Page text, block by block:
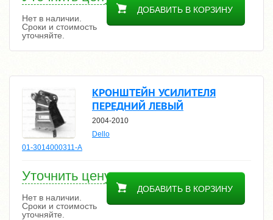
ДОБАВИТЬ В КОРЗИНУ
Нет в наличии.
Сроки и стоимость
уточняйте.
КРОНШТЕЙН УСИЛИТЕЛЯ
ПЕРЕДНИЙ ЛЕВЫЙ
2004-2010
Dello
01-3014000311-A
Уточнить цену
ДОБАВИТЬ В КОРЗИНУ
Нет в наличии.
Сроки и стоимость
уточняйте.